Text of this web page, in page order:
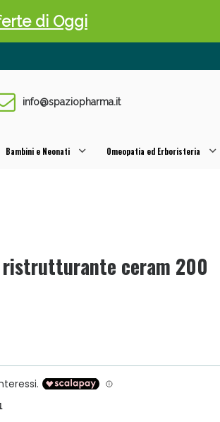
info@spaziopharma.it
Bambini e Neonati Omeopatia ed Erboristeria
ristrutturante ceram 200
di Oggi
al 55% validi solo per OGGI!